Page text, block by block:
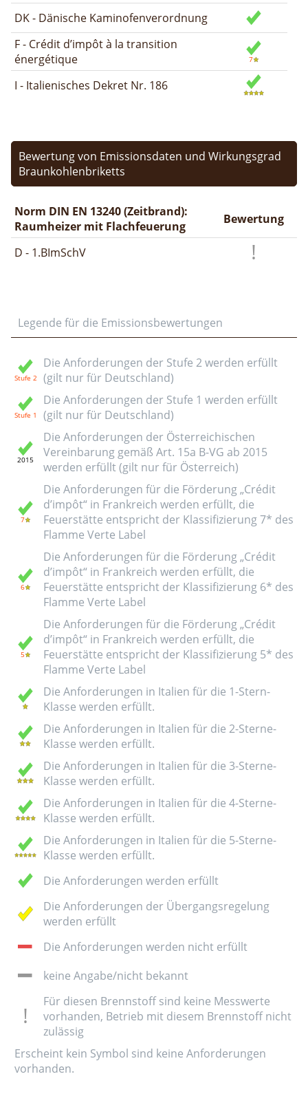
DK - Dänische Kaminofenverordnung
F - Crédit d’impôt à la transition
énergétique
I - Italienisches Dekret Nr. 186
Bewertung von Emissionsdaten und Wirkungsgrad
Braunkohlenbriketts
Norm DIN EN 13240 (Zeitbrand):
Raumheizer mit Flachfeuerung
Bewertung
D - 1.BImSchV
Legende für die Emissionsbewertungen
Die Anforderungen der Stufe 2 werden erfüllt
(gilt nur für Deutschland)
Die Anforderungen der Stufe 1 werden erfüllt
(gilt nur für Deutschland)
Die Anforderungen der Österreichischen
Vereinbarung gemäß Art. 15a B-VG ab 2015
werden erfüllt (gilt nur für Österreich)
Die Anforderungen für die Förderung „Crédit
d’impôt“ in Frankreich werden erfüllt, die
Feuerstätte entspricht der Klassifizierung 7* des
Flamme Verte Label
Die Anforderungen für die Förderung „Crédit
d’impôt“ in Frankreich werden erfüllt, die
Feuerstätte entspricht der Klassifizierung 6* des
Flamme Verte Label
Die Anforderungen für die Förderung „Crédit
d’impôt“ in Frankreich werden erfüllt, die
Feuerstätte entspricht der Klassifizierung 5* des
Flamme Verte Label
Die Anforderungen in Italien für die 1-Stern-
Klasse werden erfüllt.
Die Anforderungen in Italien für die 2-Sterne-
Klasse werden erfüllt.
Die Anforderungen in Italien für die 3-Sterne-
Klasse werden erfüllt.
Die Anforderungen in Italien für die 4-Sterne-
Klasse werden erfüllt.
Die Anforderungen in Italien für die 5-Sterne-
Klasse werden erfüllt.
Die Anforderungen werden erfüllt
Die Anforderungen der Übergangsregelung
werden erfüllt
Die Anforderungen werden nicht erfüllt
keine Angabe/nicht bekannt
Für diesen Brennstoff sind keine Messwerte
vorhanden, Betrieb mit diesem Brennstoff nicht
zulässig
Erscheint kein Symbol sind keine Anforderungen
vorhanden.